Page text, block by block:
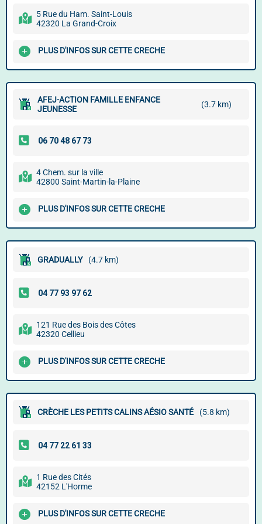
5 Rue du Ham. Saint-Louis
42320 La Grand-Croix
PLUS D'INFOS SUR CETTE CRECHE
AFEJ-ACTION FAMILLE ENFANCE
JEUNESSE
(3.7 km)
4 Chem. sur la ville
42800 Saint-Martin-la-Plaine
PLUS D'INFOS SUR CETTE CRECHE
GRADUALLY (4.7 km)
121 Rue des Bois des Côtes
42320 Cellieu
PLUS D'INFOS SUR CETTE CRECHE
CRÈCHE LES PETITS CALINS AÉSIO SANTÉ (5.8 km)
1 Rue des Cités
42152 L'Horme
PLUS D'INFOS SUR CETTE CRECHE